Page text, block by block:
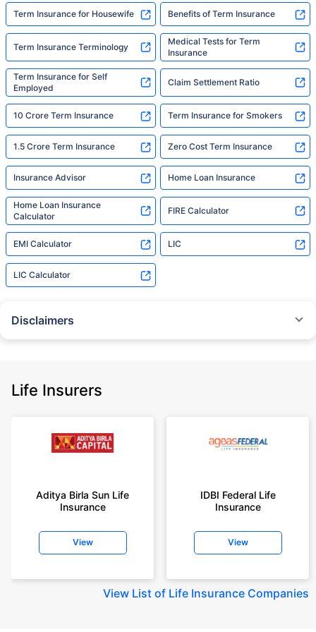
Term Insurance for Housewife Benefits of Term Insurance
Term Insurance Terminology
Medical Tests for Term
Insurance
Term Insurance for Self
Employed
Claim Settlement Ratio
10 Crore Term Insurance Term Insurance for Smokers
1.5 Crore Term Insurance Zero Cost Term Insurance
Insurance Advisor Home Loan Insurance
Home Loan Insurance
Calculator
FIRE Calculator
EMI Calculator LIC
LIC Calculator
Disclaimers
Policybazaar does not endorse, rate or recommend any particular insurer
+On the basis of your profile
years of age, rounded off to nearest 10
insurance for an 18 year-old male, non-smoker, with no pre-existing
diseases, cover upto 30 years of age rounded off to nearest 10
old male, non-smoker, with no pre-existing diseases, cover upto 30 years
Life Insurers
Aditya Birla Sun Life
Insurance
View
IDBI Federal Life
Insurance
View
View List of Life Insurance Companies